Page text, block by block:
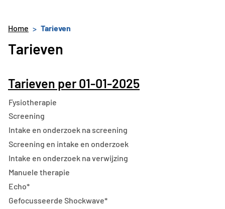
Home Tarieven
Tarieven
Tarieven per 01-01-2025
Fysiotherapie
Screening
Intake en onderzoek na screening
Screening en intake en onderzoek
Intake en onderzoek na verwijzing
Manuele therapie
Echo*
Gefocusseerde Shockwave*